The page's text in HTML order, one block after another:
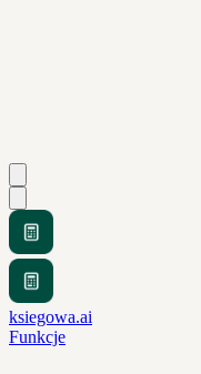
ksiegowa.ai
Funkcje